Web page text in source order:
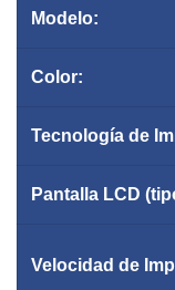
Modelo:
Color:
Tecnología de
Pantalla LCD
Velocidad de